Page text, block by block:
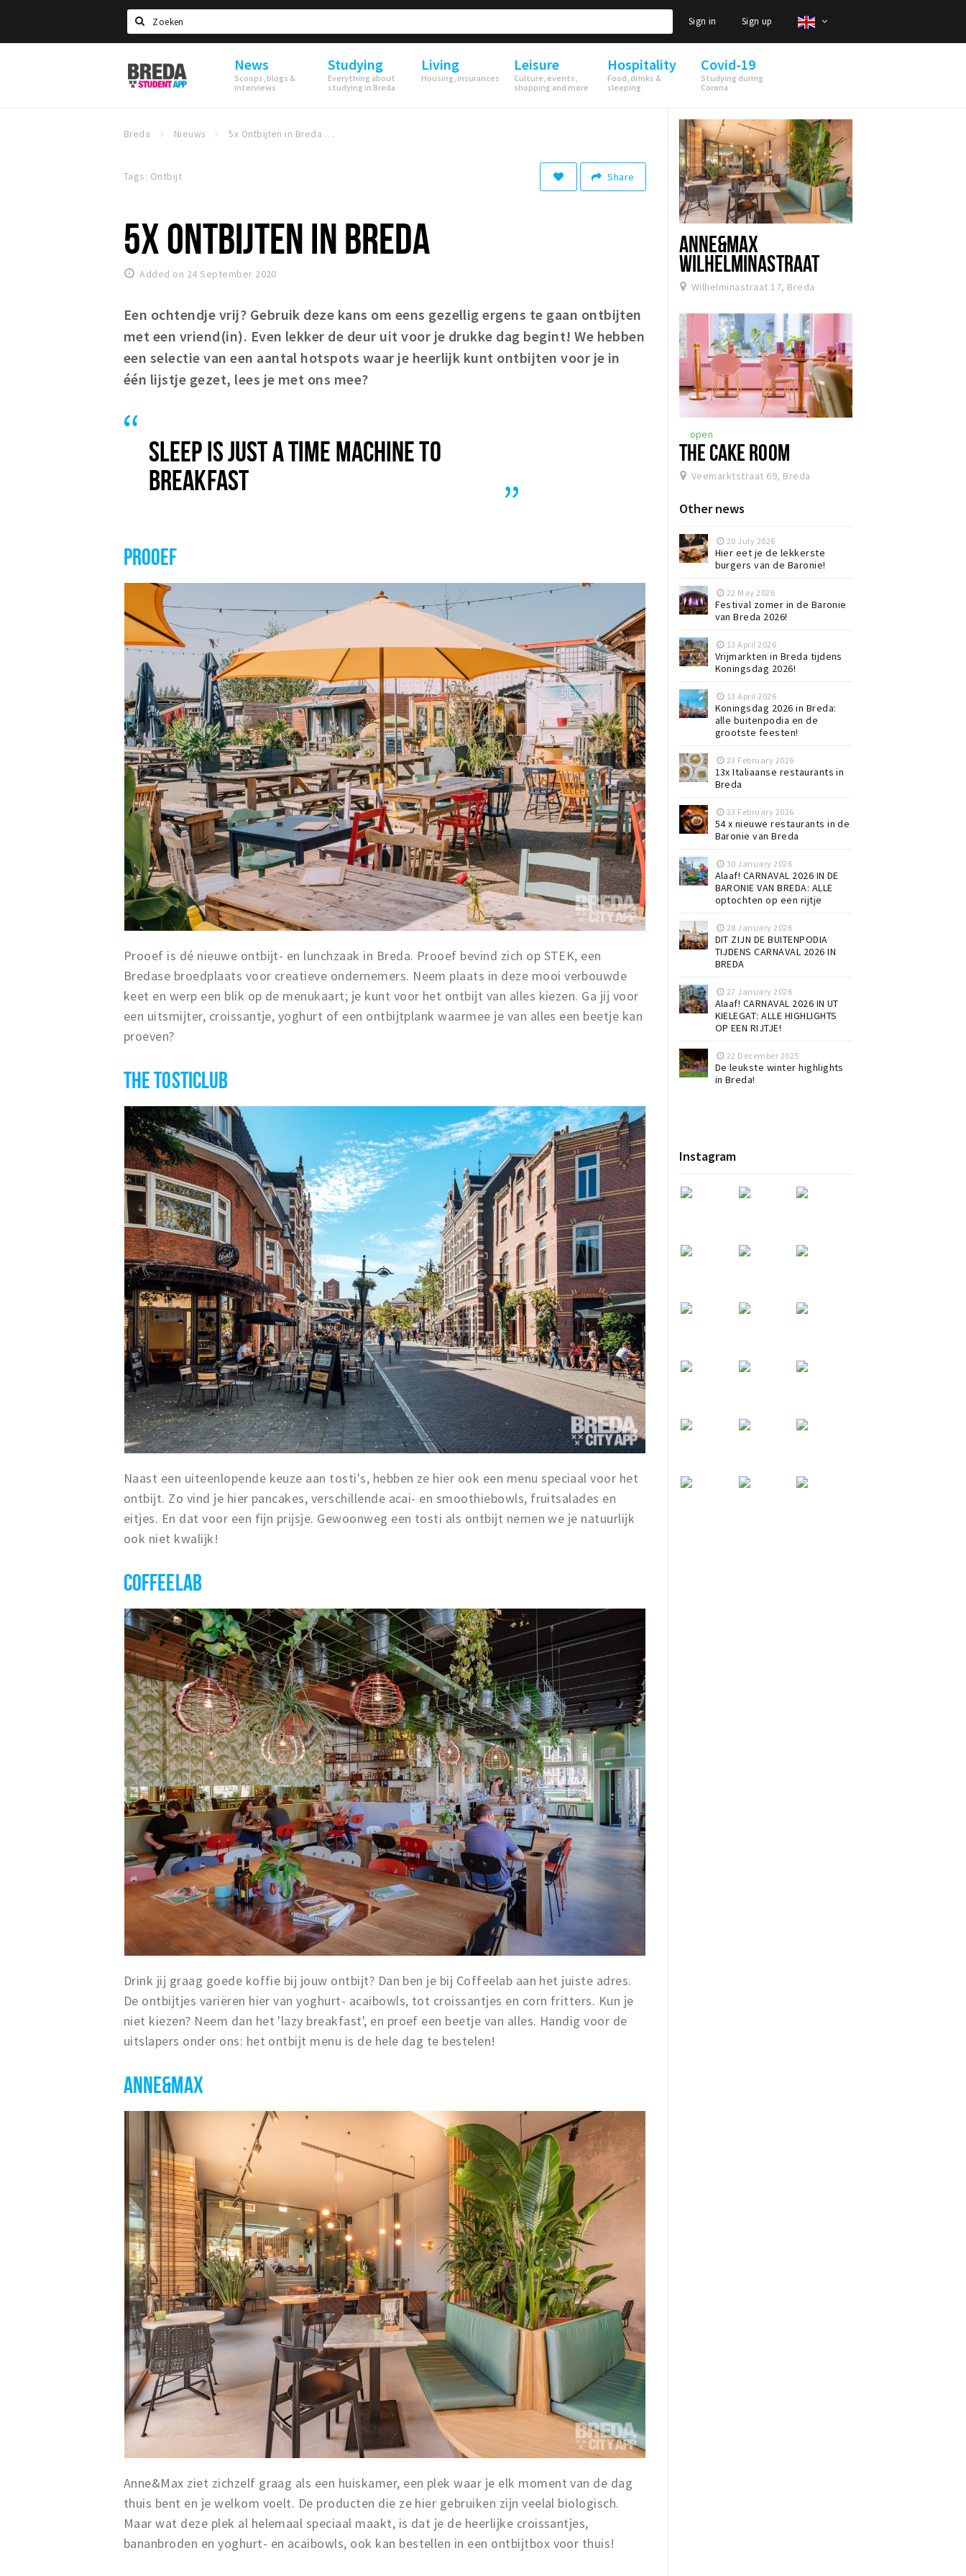
Search
Sign in Sign up
Breda
Student
News
Scoops, blogs &
interviews
Studying
Everything about
studying in Breda
Living
Housing, insurances
Leisure
Culture, events,
shopping and more
Hospitality
Food, drinks &
sleeping
Covid-19
Studying during
Corona
Breda Nieuws 5x Ontbijten in Breda
Tags: Ontbijt Share
5X ONTBIJTEN IN BREDA
Added on 24 September 2020
Een ochtendje vrij? Gebruik deze kans om eens gezellig ergens te gaan ontbijten
met een vriend(in). Even lekker de deur uit voor je drukke dag begint! We hebben
een selectie van een aantal hotspots waar je heerlijk kunt ontbijten voor je in
één lijstje gezet, lees je met ons mee?
SLEEP IS JUST A TIME MACHINE TO
BREAKFAST
PROOEF
Prooef is dé nieuwe ontbijt- en lunchzaak in Breda. Prooef bevind zich op STEK, een
Bredase broedplaats voor creatieve ondernemers. Neem plaats in deze mooi verbouwde
keet en werp een blik op de menukaart; je kunt voor het ontbijt van alles kiezen. Ga jij voor
een uitsmijter, croissantje, yoghurt of een ontbijtplank waarmee je van alles een beetje kan
proeven?
THE TOSTICLUB
Naast een uiteenlopende keuze aan tosti's, hebben ze hier ook een menu speciaal voor het
ontbijt. Zo vind je hier pancakes, verschillende acai- en smoothiebowls, fruitsalades en
eitjes. En dat voor een fijn prijsje. Gewoonweg een tosti als ontbijt nemen we je natuurlijk
ook niet kwalijk!
COFFEELAB
Drink jij graag goede koffie bij jouw ontbijt? Dan ben je bij Coffeelab aan het juiste adres.
De ontbijtjes variëren hier van yoghurt- acaibowls, tot croissantjes en corn fritters. Kun je
niet kiezen? Neem dan het 'lazy breakfast', en proef een beetje van alles. Handig voor de
uitslapers onder ons: het ontbijt menu is de hele dag te bestelen!
ANNE&MAX
Anne&Max ziet zichzelf graag als een huiskamer, een plek waar je elk moment van de dag
thuis bent en je welkom voelt. De producten die ze hier gebruiken zijn veelal biologisch.
Maar wat deze plek al helemaal speciaal maakt, is dat je de heerlijke croissantjes,
bananbroden en yoghurt- en acaibowls, ook kan bestellen in een ontbijtbox voor thuis!
ANNE&MAX
WILHELMINASTRAAT
Wilhelminastraat 17, Breda
open
THE CAKE ROOM
Veemarktstraat 69, Breda
Other news
20 July 2026
Hier eet je de lekkerste
burgers van de Baronie!
22 May 2026
Festival zomer in de Baronie
van Breda 2026!
13 April 2026
Vrijmarkten in Breda tijdens
Koningsdag 2026!
13 April 2026
Koningsdag 2026 in Breda:
alle buitenpodia en de
grootste feesten!
23 February 2026
13x Italiaanse restaurants in
Breda
23 February 2026
54 x nieuwe restaurants in de
Baronie van Breda
30 January 2026
Alaaf! CARNAVAL 2026 IN DE
BARONIE VAN BREDA: ALLE
optochten op een rijtje
28 January 2026
DIT ZIJN DE BUITENPODIA
TIJDENS CARNAVAL 2026 IN
BREDA
27 January 2026
Alaaf! CARNAVAL 2026 IN UT
KIELEGAT: ALLE HIGHLIGHTS
OP EEN RIJTJE!
22 December 2025
De leukste winter highlights
in Breda!
Instagram